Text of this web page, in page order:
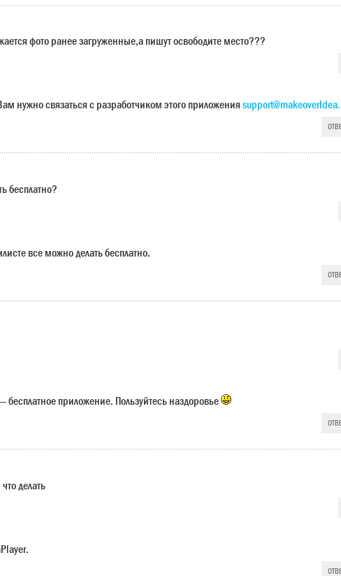
фото ранее загруженные,а пишут освободите место???
нужно связаться с разработчиком этого приложения
бесплатно?
все можно делать бесплатно.
приложение. Пользуйтесь наздоровье
делать